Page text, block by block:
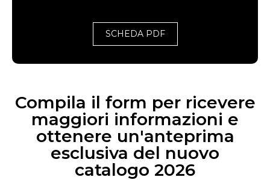
SCHEDA PDF
Compila il form per ricevere
maggiori informazioni e
ottenere un'anteprima
esclusiva del nuovo
catalogo 2026